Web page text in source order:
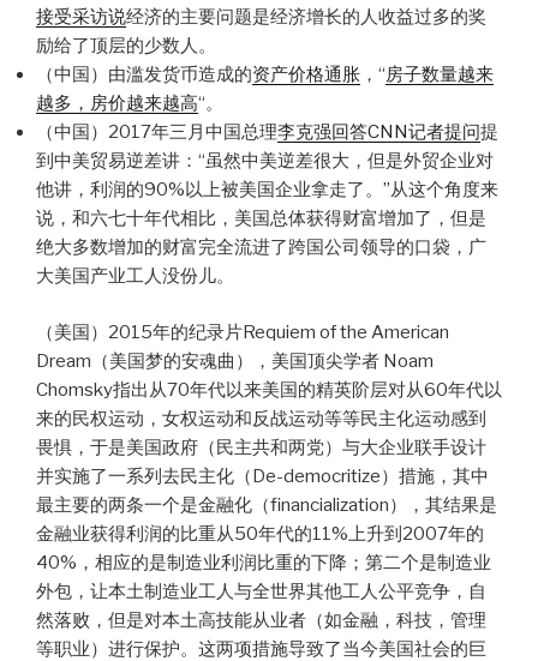
接受采访说经济的主要问题是经济增长的人收益过多的奖
励给了顶层的少数人。
（中国）由滥发货币造成的资产价格通胀 ，“房子数量越来
越多，房价越来越高“。
（中国）2017年三月中国总理李克强回答CNN记者提问提
到中美贸易逆差讲：“虽然中美逆差很大，但是外贸企业对
他讲，利润的90%以上被美国企业拿走了。”从这个角度来
说，和六七十年代相比，美国总体获得财富增加了，但是
绝大多数增加的财富完全流进了跨国公司领导的口袋，广
大美国产业工人没份儿。
（美国）2015年的纪录片Requiem of the American
Dream（美国梦的安魂曲），美国顶尖学者 Noam
Chomsky指出从70年代以来美国的精英阶层对从60年代以
来的民权运动，女权运动和反战运动等等民主化运动感到
畏惧，于是美国政府（民主共和两党）与大企业联手设计
并实施了一系列去民主化（De-democritize）措施，其中
最主要的两条一个是金融化（financialization），其结果是
金融业获得利润的比重从50年代的11%上升到2007年的
40%，相应的是制造业利润比重的下降；第二个是制造业
外包，让本土制造业工人与全世界其他工人公平竞争，自
然落败，但是对本土高技能从业者（如金融，科技，管理
等职业）进行保护。这两项措施导致了当今美国社会的巨